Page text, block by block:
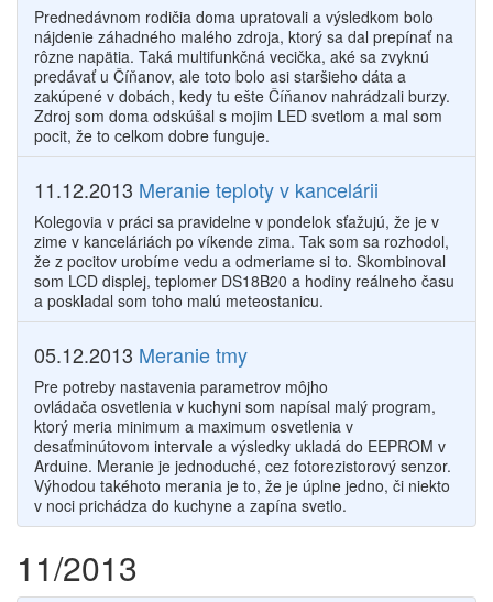
Prednedávnom rodičia doma upratovali a výsledkom bolo
nájdenie záhadného malého zdroja, ktorý sa dal prepínať na
rôzne napätia. Taká multifunkčná vecička, aké sa zvyknú
predávať u Číňanov, ale toto bolo asi staršieho dáta a
zakúpené v dobách, kedy tu ešte Číňanov nahrádzali burzy.
Zdroj som doma odskúšal s mojim LED svetlom a mal som
pocit, že to celkom dobre funguje.
11.12.2013 Meranie teploty v kancelárii
Kolegovia v práci sa pravidelne v pondelok sťažujú, že je v
zime v kanceláriách po víkende zima. Tak som sa rozhodol,
že z pocitov urobíme vedu a odmeriame si to. Skombinoval
som LCD displej, teplomer DS18B20 a hodiny reálneho času
a poskladal som toho malú meteostanicu.
05.12.2013 Meranie tmy
Pre potreby nastavenia parametrov môjho
ovládača osvetlenia v kuchyni som napísal malý program,
ktorý meria minimum a maximum osvetlenia v
desaťminútovom intervale a výsledky ukladá do EEPROM v
Arduine. Meranie je jednoduché, cez fotorezistorový senzor.
Výhodou takéhoto merania je to, že je úplne jedno, či niekto
v noci prichádza do kuchyne a zapína svetlo.
11/2013